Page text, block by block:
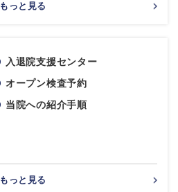
もっと見る
入退院支援センター
オープン検査予約
当院への紹介手順
もっと見る